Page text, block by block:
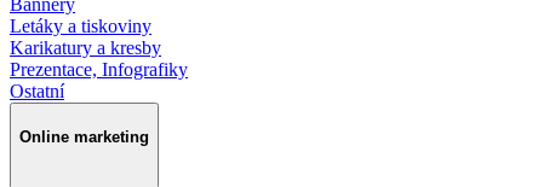
Bannery
Letáky a tiskoviny
Karikatury a kresby
Prezentace, Infografiky
Ostatní
Online marketing